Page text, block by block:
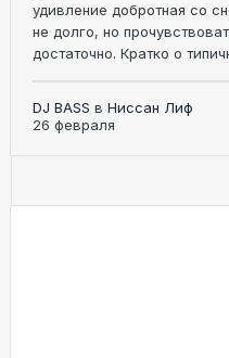
удивление добротная со
не долго, но
достаточно. Кратко о
DJ BASS в Ниссан Лиф
26 февраля